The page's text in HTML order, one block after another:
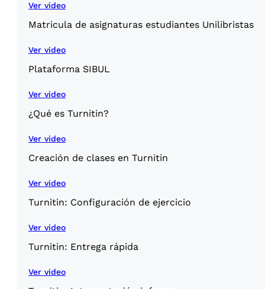
Ver video
Matricula de asignaturas estudiantes Unilibristas
Ver video
Plataforma SIBUL
Ver video
¿Qué es Turnitin?
Ver video
Creación de clases en Turnitin
Ver video
Turnitin: Configuración de ejercicio
Ver video
Turnitin: Entrega rápida
Ver video